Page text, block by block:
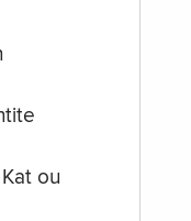
ou